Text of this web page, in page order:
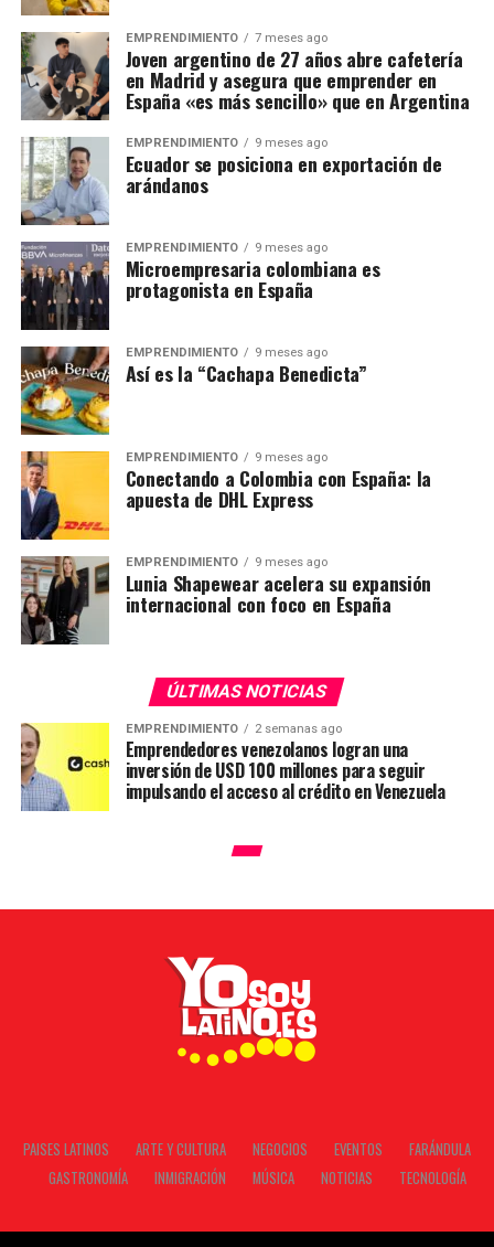
EMPRENDIMIENTO 7 meses ago
Joven argentino de 27 años abre cafetería
en Madrid y asegura que emprender en
España «es más sencillo» que en Argentina
EMPRENDIMIENTO 9 meses ago
Ecuador se posiciona en exportación de
arándanos
EMPRENDIMIENTO 9 meses ago
Microempresaria colombiana es
protagonista en España
EMPRENDIMIENTO 9 meses ago
Así es la “Cachapa Benedicta”
EMPRENDIMIENTO 9 meses ago
Conectando a Colombia con España: la
apuesta de DHL Express
EMPRENDIMIENTO 9 meses ago
Lunia Shapewear acelera su expansión
internacional con foco en España
ÚLTIMAS NOTICIAS
EMPRENDIMIENTO 2 semanas ago
Emprendedores venezolanos logran una
inversión de USD 100 millones para seguir
impulsando el acceso al crédito en Venezuela
PAISES LATINOS ARTE Y CULTURA NEGOCIOS EVENTOS
FARÁNDULA
GASTRONOMÍA
INMIGRACIÓN MÚSICA NOTICIAS TECNOLOGÍA